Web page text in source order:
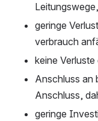
Leitungswege,
geringe
verbrauch
keine
Anschluss an
Anschluss,
geringe